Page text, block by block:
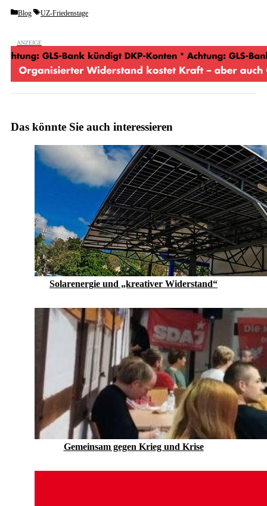
Categories
Blog Tags
UZ-Friedenstage
Das könnte Sie auch interessieren
Solarenergie und „kreativer Widerstand“
Gemeinsam gegen Krieg und Krise